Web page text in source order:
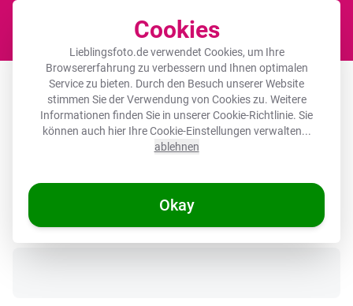
Cookies
Lieblingsfoto.de verwendet Cookies, um Ihre
Browsererfahrung zu verbessern und Ihnen optimalen
Service zu bieten. Durch den Besuch unserer Website
stimmen Sie der Verwendung von Cookies zu. Weitere
Informationen finden Sie in unsererCookie-Richtlinie. Sie
können auch hier Ihre Cookie-Einstellungen verwalten...
ablehnen
Okay
Runde Bilderrahmen - Vögel - Bunt -
Zweig
Auf Lager